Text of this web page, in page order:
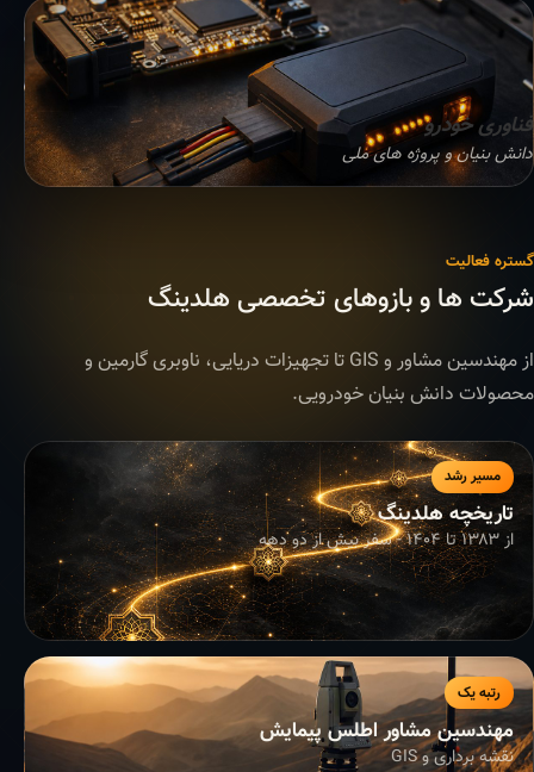
فناوری خودرو
دانش بنیان و پروژه های ملی
گستره فعالیت
شرکت ها و بازوهای تخصصی هلدینگ
از مهندسین مشاور و GIS تا تجهیزات دریایی، ناوبری گارمین و
محصولات دانش بنیان خودرویی.
مسیر رشد
تاریخچه هلدینگ
از ۱۳۸۳ تا ۱۴۰۴ - سفر بیش از دو دهه
رتبه یک
مهندسین مشاور اطلس پیمایش
نقشه برداری و GIS